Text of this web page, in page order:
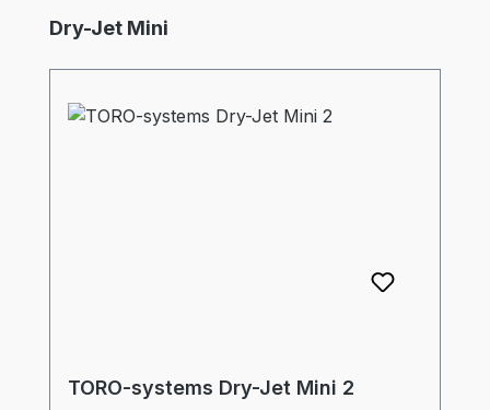
Produktgalerie überspringen
Dry-Jet Mini
TORO-systems Dry-Jet Mini 2